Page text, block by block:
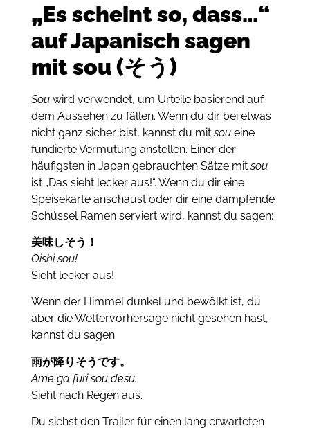
„Es scheint so, dass…“
auf Japanisch sagen
mitsou (そう)
Souwird verwendet, um Urteile basierend auf
dem Aussehen zu fällen. Wenn du dir bei etwas
nicht ganz sicher bist, kannst du mitsoueine
fundierte Vermutung anstellen. Einer der
häufigsten in Japan gebrauchten Sätze mitsou
ist „Das sieht lecker aus!“. Wenn du dir eine
Speisekarte anschaust oder dir eine dampfende
Schüssel Ramen serviert wird, kannst du sagen:
美味しそう！
Oishi sou!
Sieht lecker aus!
Wenn der Himmel dunkel und bewölkt ist, du
aber die Wettervorhersage nicht gesehen hast,
kannst du sagen:
雨が降りそうです。
Ame ga furi sou desu.
Sieht nach Regen aus.
Du siehst den Trailer für einen lang erwarteten